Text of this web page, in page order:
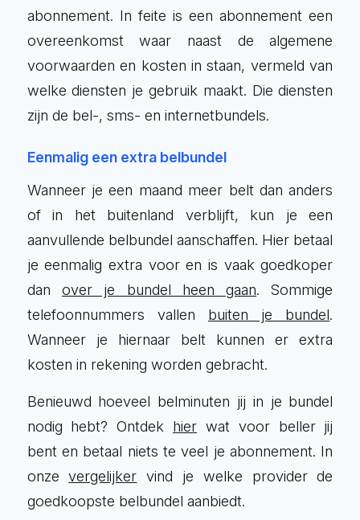
abonnement. In feite is een abonnement een
overeenkomst waar naast de algemene
voorwaarden en kosten in staan, vermeld van
welke diensten je gebruik maakt. Die diensten
zijn de bel-, sms- en internetbundels.
Eenmalig een extra belbundel
Wanneer je een maand meer belt dan anders
of in het buitenland verblijft, kun je een
aanvullende belbundel aanschaffen. Hier betaal
je eenmalig extra voor en is vaak goedkoper
dan over je bundel heen gaan. Sommige
telefoonnummers vallen buiten je bundel.
Wanneer je hiernaar belt kunnen er extra
kosten in rekening worden gebracht.
Benieuwd hoeveel belminuten jij in je bundel
nodig hebt? Ontdek hier wat voor beller jij
bent en betaal niets te veel je abonnement. In
onzevergelijker vind je welke provider de
goedkoopste belbundel aanbiedt.